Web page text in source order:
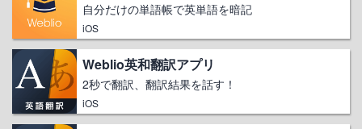
自分だけの単語帳で英単語を暗記
iOS
Weblio英和翻訳アプリ
2秒で翻訳、翻訳結果を話す！
iOS